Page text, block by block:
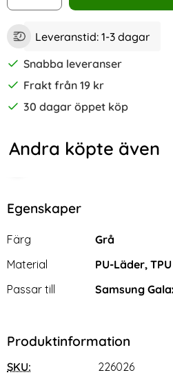
Leveranstid: 1-3 dagar
Snabba leveranser
Frakt från 19 kr
30 dagar öppet köp
Andra köpte även
Brun Samsung Galaxy A25 5G
2-Pack Samsung A25 5G -
Egenskaper
Egenskaper/attribut för denna
Attribut
Färg
Grå
Material
PU-Läder, TPU
Passar till
Samsung
Produktinformation
SKU: 226026